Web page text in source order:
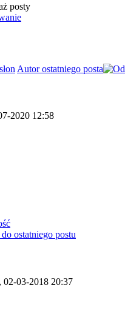
posty
Autor ostatniego posta
2020 12:58
, 02-03-2018 20:37